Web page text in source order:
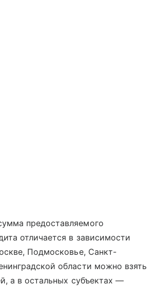
предоставляемого
отличается в зависимости
Подмосковье, Санкт-
области можно взять
а в остальных субъектах —